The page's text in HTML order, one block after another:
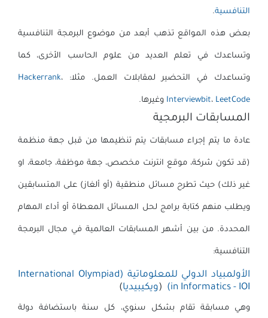
التنافسية.
بعض هذه المواقع تذهب أبعد من موضوع البرمجة التنافسية
وتساعدك في تعلم العديد من علوم الحاسب الأخرى، كما
وتساعدك في التحضير لمقابلات العمل. مثلا: Hackerrank،
Interviewbit، LeetCode وغيرها.
المسابقات البرمجية
عادة ما يتم إجراء مسابقات يتم تنظيمها من قبل جهة منظمة
(قد تكون شركة، موقع انترنت مخصص، جهة موظفة، جامعة، او
غير ذلك) حيث تطرح مسائل منطقية (أو ألغاز) على المتسابقين
ويطلب منهم كتابة برامج لحل المسائل المعطاة أو أداء المهام
المحددة. من بين أشهر المسابقات العالمية في مجال البرمجة
التنافسية:
الأولمبياد الدولي للمعلوماتية (International Olympiad
in Informatics - IOI)
(ويكيبيديا)
وهي مسابقة تقام بشكل سنوي، كل سنة باستضافة دولة